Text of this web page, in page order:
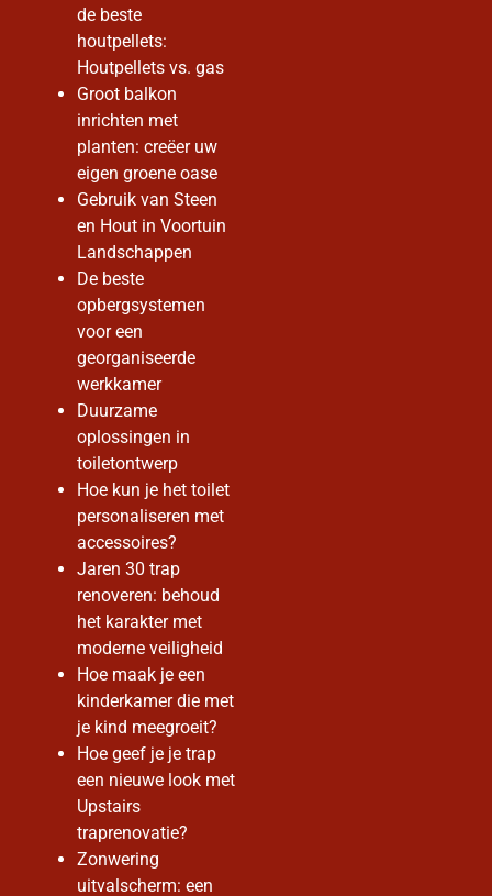
de beste
houtpellets:
Houtpellets vs. gas
Groot balkon
inrichten met
planten: creëer uw
eigen groene oase
Gebruik van Steen
en Hout in Voortuin
Landschappen
De beste
opbergsystemen
voor een
georganiseerde
werkkamer
Duurzame
oplossingen in
toiletontwerp
Hoe kun je het toilet
personaliseren met
accessoires?
Jaren 30 trap
renoveren: behoud
het karakter met
moderne veiligheid
Hoe maak je een
kinderkamer die met
je kind meegroeit?
Hoe geef je je trap
een nieuwe look met
Upstairs
traprenovatie?
Zonwering
uitvalscherm: een